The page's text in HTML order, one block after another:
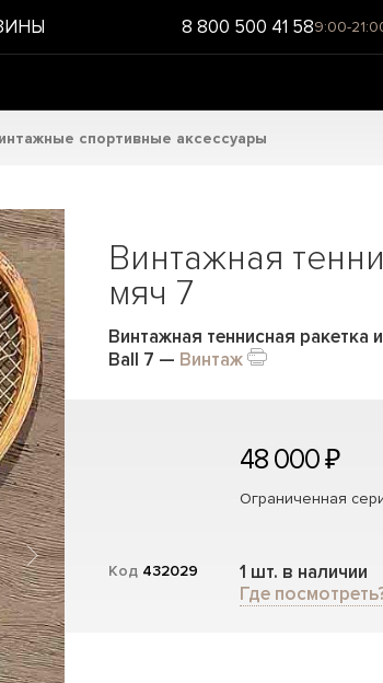
8 800 500 41 589:00-
спортивные аксессуары
Винтажная
мяч 7
Винтажная теннисная ракетка
Ball 7 — Винтаж
Код 432029
48 000 ₽
Ограниченная
1 шт. в наличии
Где